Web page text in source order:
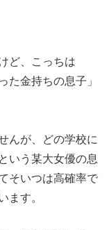
ど、こっちは
た金持ちの息子」
んが、どの学校に
いう某大女優の息
そいつは高確率で
ます。